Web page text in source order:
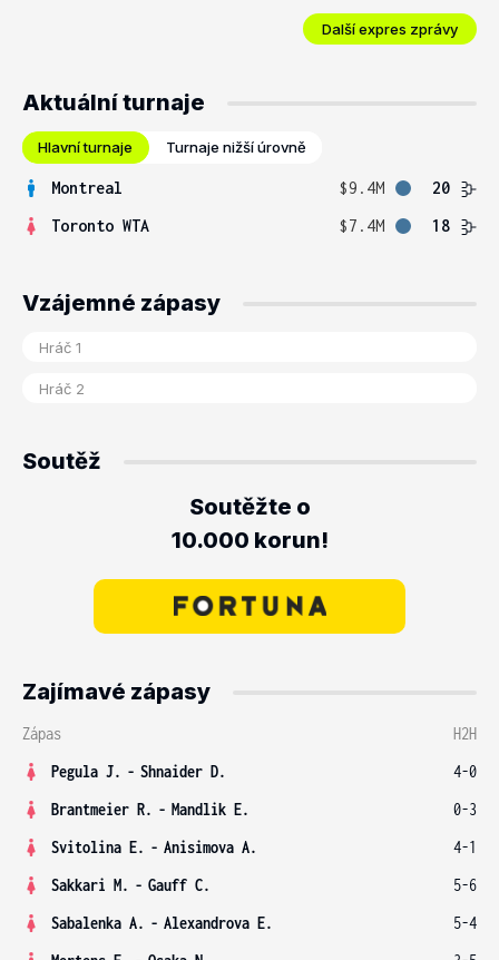
Další expres zprávy
Aktuální turnaje
Hlavní turnaje Turnaje nižší úrovně
Montreal $9.4M
20
Toronto WTA
$7.4M 18
Vzájemné zápasy
Soutěž
Soutěžte o
10.000 korun!
Zajímavé zápasy
Zápas
H2H
Pegula J. - Shnaider D.
4-0
Brantmeier R. - Mandlik E.
0-3
Svitolina E. - Anisimova A.
4-1
Sakkari M. - Gauff C.
5-6
Sabalenka A. - Alexandrova E.
5-4